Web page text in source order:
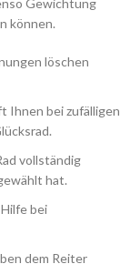
Gewichtung
können.
löschen
Ihnen bei zufälligen
vollständig
hat.
bei
dem Reiter